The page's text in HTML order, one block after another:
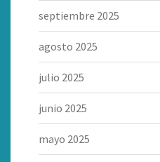
septiembre 2025
agosto 2025
julio 2025
junio 2025
mayo 2025